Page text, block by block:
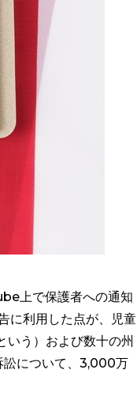
上で保護者への通知
に利用した点が、児童
う）および数十の州
訟について、3,000万